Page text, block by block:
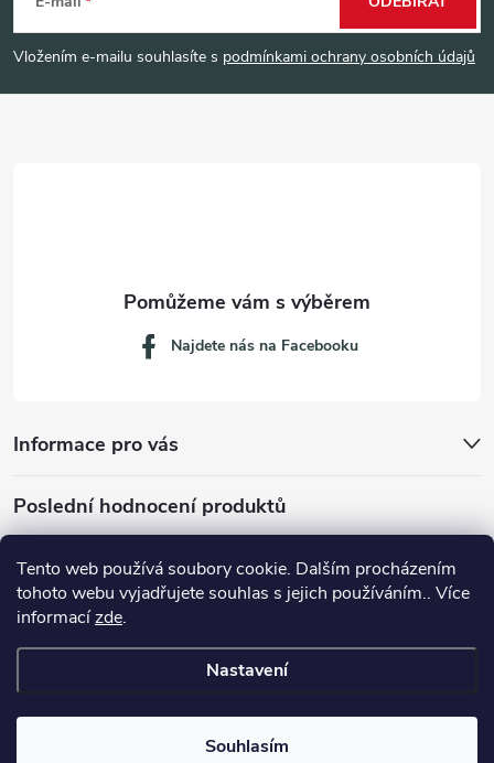
Tento web používá soubory cookie. Dalším procházením
tohoto webu vyjadřujete souhlas s jejich používáním.. Více
informacízde.
Nastavení
Souhlasím
pVložením e-mailu souhlasíte s podmínkami ochrany osobních údajů
Informace pro vás
Najdete nás na Facebooku
Poslední hodnocení produktů
Dávkovací lžička na mletou kávu 53132C8134
Copyright 2026JM servis. Všechna práva vyhrazena.